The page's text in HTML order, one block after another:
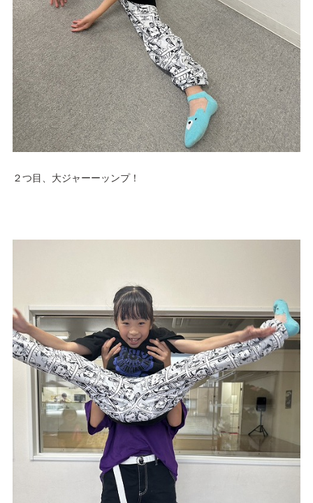
２つ目、大ジャーーッンプ！